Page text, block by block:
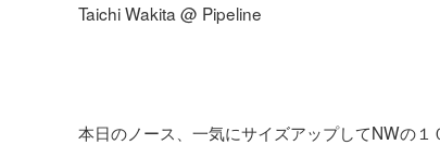
Taichi Wakita @ Pipeline
本日のノース、一気にサイズアップしてNWの１